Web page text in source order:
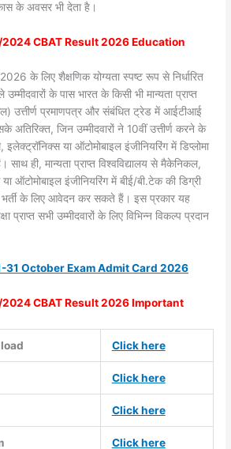
के अवसर भी देता है।
2024 CBAT Result 2026 Education
के लिए शैक्षणिक योग्यता स्पष्ट रूप से निर्धारित
के पास भारत के किसी भी मान्यता प्राप्त
उत्तीर्ण प्रमाणपत्र और संबंधित ट्रेड में आईटीआई
अतिरिक्त, जिन उम्मीदवारों ने 10वीं उत्तीर्ण करने के
या ऑटोमोबाइल इंजीनियरिंग में डिप्लोमा
साथ ही, मान्यता प्राप्त विश्वविद्यालय से मैकेनिकल,
ऑटोमोबाइल इंजीनियरिंग में बीई/बी.टेक की डिग्री
भर्ती के लिए आवेदन कर सकते हैं। इस प्रकार यह
प्राप्त सभी उम्मीदवारों के लिए विभिन्न विकल्प प्रदान
31 October Exam Admit Card 2026
2024 CBAT Result 2026 Important
Click here
Click here
Click here
Click here